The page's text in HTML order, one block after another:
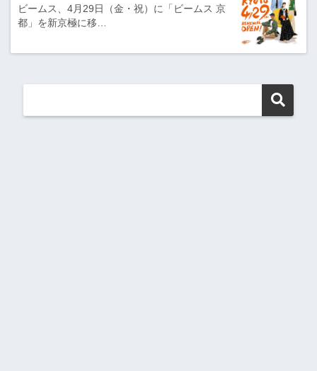
ビームス、4月29日（金・祝）に「ビームス 京
都」を新京極に移…